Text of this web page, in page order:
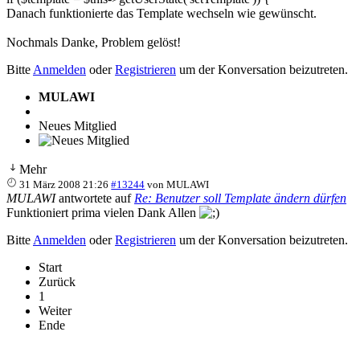
Danach funktionierte das Template wechseln wie gewünscht.
Nochmals Danke, Problem gelöst!
Bitte Anmelden oderRegistrieren um der Konversation beizutreten.
MULAWI
Neues Mitglied
Mehr
31 März 2008 21:26 #13244 vonMULAWI
MULAWIantwortete auf Re: Benutzer soll Template ändern dürfen
Funktioniert prima vielen Dank Allen
Bitte Anmelden oderRegistrieren um der Konversation beizutreten.
Start
Zurück
1
Weiter
Ende